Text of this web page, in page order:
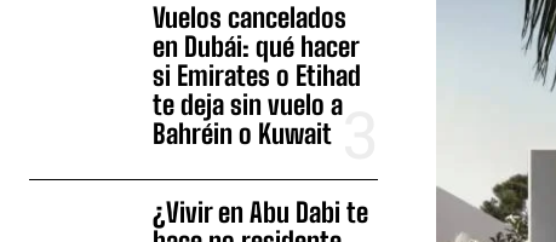
Vuelos cancelados
en Dubái: qué hacer
si Emirates o Etihad
te deja sin vuelo a
Bahréin o Kuwait
¿Vivir en Abu Dabi te